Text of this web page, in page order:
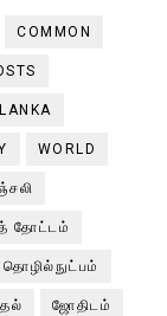
COMMON
WORLD
தோட்டம்
தொழில்நுட்பம்
ஜோதிடம்